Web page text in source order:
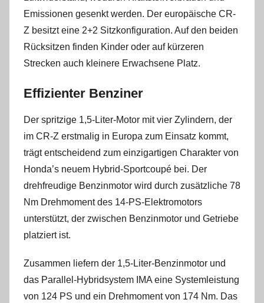
Emissionen gesenkt werden. Der europäische CR-
Z besitzt eine 2+2 Sitzkonfiguration. Auf den beiden
Rücksitzen finden Kinder oder auf kürzeren
Strecken auch kleinere Erwachsene Platz.
Effizienter Benziner
Der spritzige 1,5-Liter-Motor mit vier Zylindern, der
im CR-Z erstmalig in Europa zum Einsatz kommt,
trägt entscheidend zum einzigartigen Charakter von
Honda’s neuem Hybrid-Sportcoupé bei. Der
drehfreudige Benzinmotor wird durch zusätzliche 78
Nm Drehmoment des 14-PS-Elektromotors
unterstützt, der zwischen Benzinmotor und Getriebe
platziert ist.
Zusammen liefern der 1,5-Liter-Benzinmotor und
das Parallel-Hybridsystem IMA eine Systemleistung
von 124 PS und ein Drehmoment von 174 Nm. Das